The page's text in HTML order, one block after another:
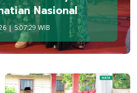
Nasional
| 5:07:29 WIB